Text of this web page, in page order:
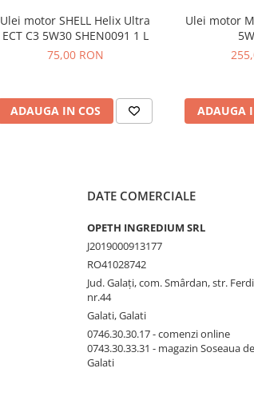
Ulei motor SHELL Helix Ultra
ECT C3 5W30 SHEN0091 1 L
75,00 RON
ADAUGA IN COS
Ulei motor
ADAUGA
DATE COMERCIALE
OPETH INGREDIUM SRL
J2019000913177
RO41028742
Jud. Galaţi, com. Smârdan, str.
nr.44
Galati, Galati
0746.30.30.17 - comenzi online
0743.30.33.31 - magazin Soseaua
Galati